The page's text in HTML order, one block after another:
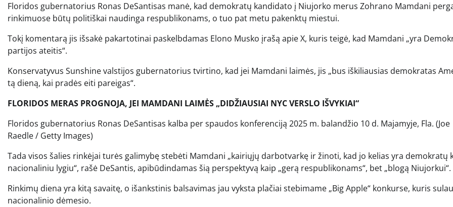
Floridos gubernatorius Ronas DeSantisas manė, kad demokratų kandidato į Niujorko merus Zohrano Mamdani
rinkimuose būtų politiškai naudinga respublikonams, o tuo pat metu pakenktų miestui.
Tokį komentarą jis išsakė pakartotinai paskelbdamas Elono Musko įrašą apie X, kuris teigė, kad Mamdani „yra
partijos ateitis“.
Konservatyvus Sunshine valstijos gubernatorius tvirtino, kad jei Mamdani laimės, jis „bus iškiliausias demokratas
tą dieną, kai pradės eiti pareigas“.
FLORIDOS MERAS PROGNOJA, JEI MAMDANI LAIMĖS „DIDŽIAUSIAI NYC VERSLO IŠVYKIAI“
Floridos gubernatorius Ronas DeSantisas kalba per spaudos konferenciją 2025 m. balandžio 10 d. Majamyje, Fla. (Joe
Raedle / Getty Images)
Tada visos šalies rinkėjai turės galimybę stebėti Mamdani „kairiųjų darbotvarkę ir žinoti, kad jo kelias yra demokratų
nacionaliniu lygiu“, rašė DeSantis, apibūdindamas šią perspektyvą kaip „gerą respublikonams“, bet „blogą Niujorkui“.
Rinkimų diena yra kitą savaitę, o išankstinis balsavimas jau vyksta plačiai stebimame „Big Apple“ konkurse, kuris
nacionalinio dėmesio.